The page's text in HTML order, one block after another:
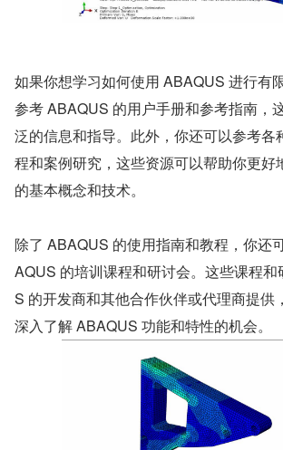
如果你想学习如何使用 ABAQUS 进行有
参考 ABAQUS 的用户手册和参考指南，
泛的信息和指导。此外，你还可以参考各
程和案例研究，这些资源可以帮助你更好
的基本概念和技术。
除了 ABAQUS 的使用指南和教程，你还
AQUS 的培训课程和研讨会。这些课程
S 的开发商和其他合作伙伴或代理商提供
深入了解 ABAQUS 功能和特性的机会。